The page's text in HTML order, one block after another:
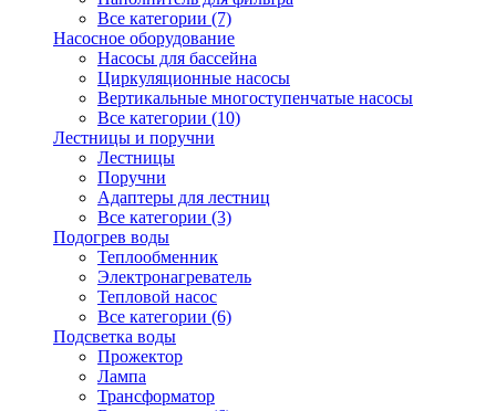
Все категории (7)
Насосное оборудование
Насосы для бассейна
Циркуляционные насосы
Вертикальные многоступенчатые насосы
Все категории (10)
Лестницы и поручни
Лестницы
Поручни
Адаптеры для лестниц
Все категории (3)
Подогрев воды
Теплообменник
Электронагреватель
Тепловой насос
Все категории (6)
Подсветка воды
Прожектор
Лампа
Трансформатор